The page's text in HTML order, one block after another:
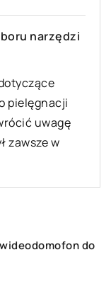
twojej
płytek
swojego
do